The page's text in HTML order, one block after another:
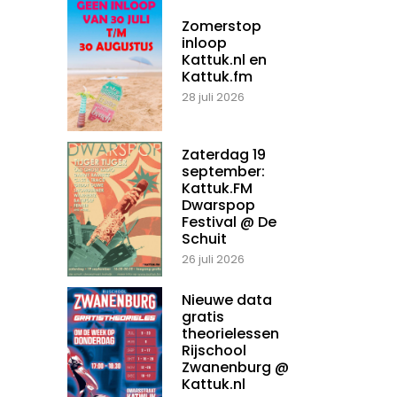
Zomerstop
inloop
Kattuk.nl en
Kattuk.fm
28 juli 2026
Zaterdag 19
september:
Kattuk.FM
Dwarspop
Festival @ De
Schuit
26 juli 2026
Nieuwe data
gratis
theorielessen
Rijschool
Zwanenburg @
Kattuk.nl